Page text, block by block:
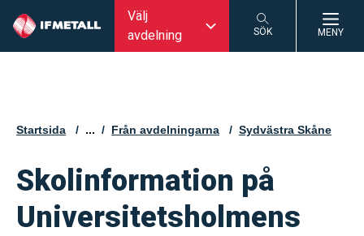
Välj
avdelning
SÖK MENY
Startsida ... Från avdelningarna Sydvästra Skåne
Skolinformation på
Universitetsholmens